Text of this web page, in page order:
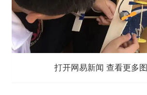
打开网易新闻 查看更多